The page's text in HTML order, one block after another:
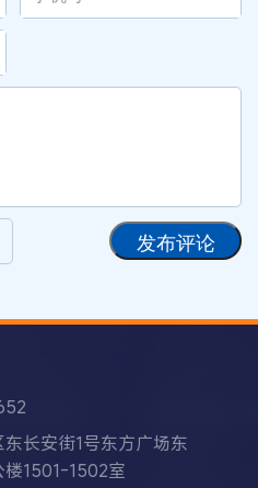
发布评论
长安街1号东方广场东
1501-1502室